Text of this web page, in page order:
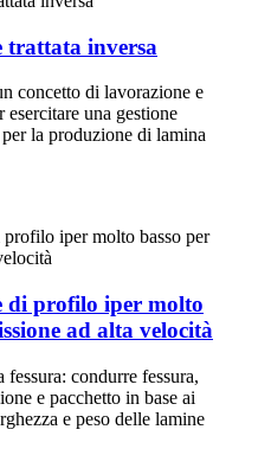
inversa
concetto di lavorazione e
esercitare una gestione
la produzione di lamina
di profilo iper molto
ad alta velocità
condurre fessura,
e pacchetto in base ai
e peso delle lamine